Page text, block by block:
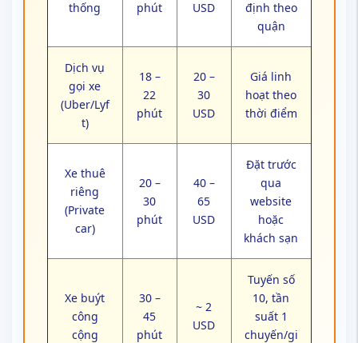
thống
phút
USD
định theo
quận
Dịch vụ
gọi xe
(Uber/Lyf
t)
18 –
22
phút
20 –
30
USD
Giá linh
hoạt theo
thời điểm
Xe thuê
riêng
(Private
car)
20 –
30
phút
40 –
65
USD
Đặt trước
qua
website
hoặc
khách sạn
Xe buýt
công
cộng
30 –
45
phút
~ 2
USD
Tuyến số
10, tần
suất 1
chuyến/gi